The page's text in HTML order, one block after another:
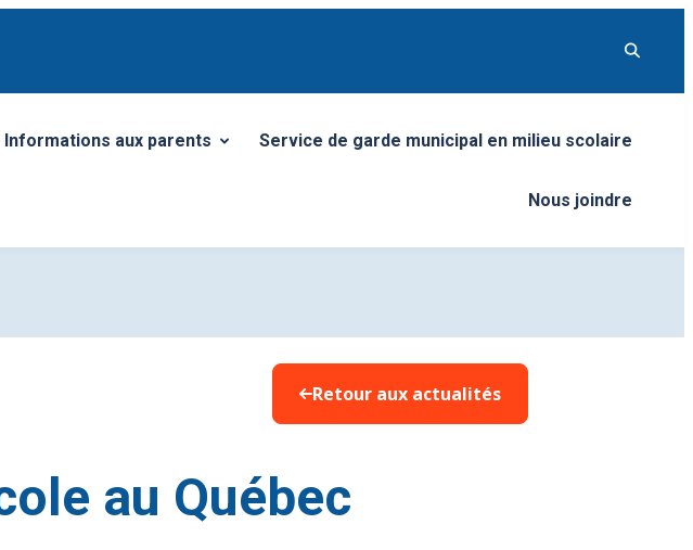
sous-menu
Informations aux parents
Ouvrir/Fermer le sous-menu Service de garde municipal en milieu scolaire
Nous joindre
Retour aux actualités
au Québec